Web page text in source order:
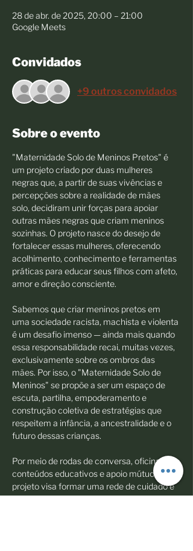
28 de abr. de 2025, 20:00 – 21:00
Google Meets
Convidados
+9 outros convidados
Sobre o evento
"Maternidade Solo de Meninos Pretos" é
um projeto criado por duas mulheres
negras que, a partir de suas vivências e
percepções sobre a realidade de mães
solo, decidiram unir forças para apoiar
outras mães negras que criam meninos
sozinhas. O projeto nasce do desejo de
fortalecer essas mulheres, oferecendo
acolhimento, conhecimento e ferramentas
práticas para educar seus filhos com afeto,
amor e direção consciente.
Sabemos que criar meninos pretos em
uma sociedade racista, machista e violenta
é um desafio imenso — ainda mais quando
essa responsabilidade recai, muitas vezes,
exclusivamente sobre os ombros das
mães. Por isso, o "Maternidade Solo de
Meninos" se propõe a ser um espaço de
escuta, partilha, empoderamento e
construção coletiva de estratégias que
respeitem a infância, a ancestralidade e o
futuro dessas crianças.
Por meio de rodas de conversa, oficinas,
conteúdos educativos e apoio mútuo, o
projeto visa formar uma rede de cuidado e
fortalecimento…